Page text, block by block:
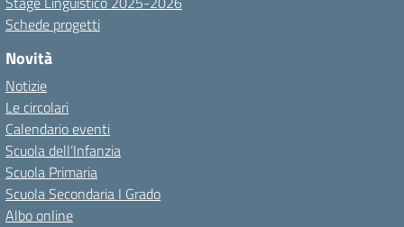
Schede progetti
Novità
Notizie
Le circolari
Calendario eventi
Scuola dell’Infanzia
Scuola Primaria
Scuola Secondaria I Grado
Albo online